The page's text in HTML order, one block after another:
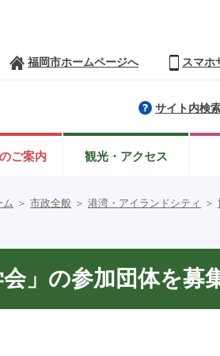
福岡市ホームページへ スマホ
サイト内検
ご案内 観光・アクセス
ム ＞ 市政全般 ＞ 港湾・アイランドシティ ＞
会」の参加団体を募